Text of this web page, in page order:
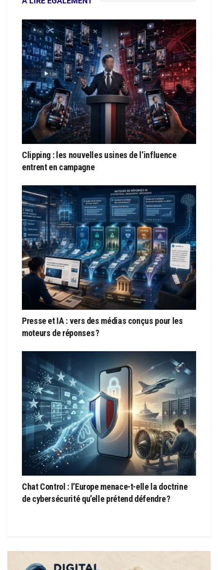
Clipping : les nouvelles usines de l’influence
entrent en campagne
Presse et IA : vers des médias conçus pour les
moteurs de réponses ?
Chat Control : l’Europe menace-t-elle la doctrine
de cybersécurité qu’elle prétend défendre ?